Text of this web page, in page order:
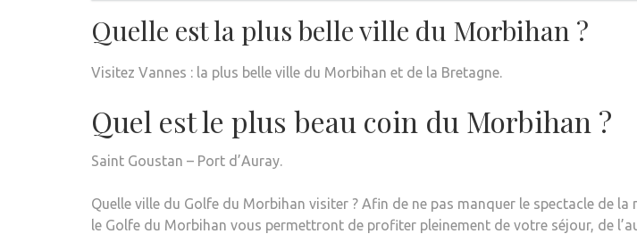
Quelle est la plus belle ville du Morbihan ?
Visitez Vannes : la plus belle ville du Morbihan et de la Bretagne.
Quel est le plus beau coin du Morbihan ?
Saint Goustan – Port d’Auray.
Quelle ville du Golfe du Morbihan visiter ? Afin de ne pas manquer le spectacle de la
le Golfe du Morbihan vous permettront de profiter pleinement de votre séjour, de